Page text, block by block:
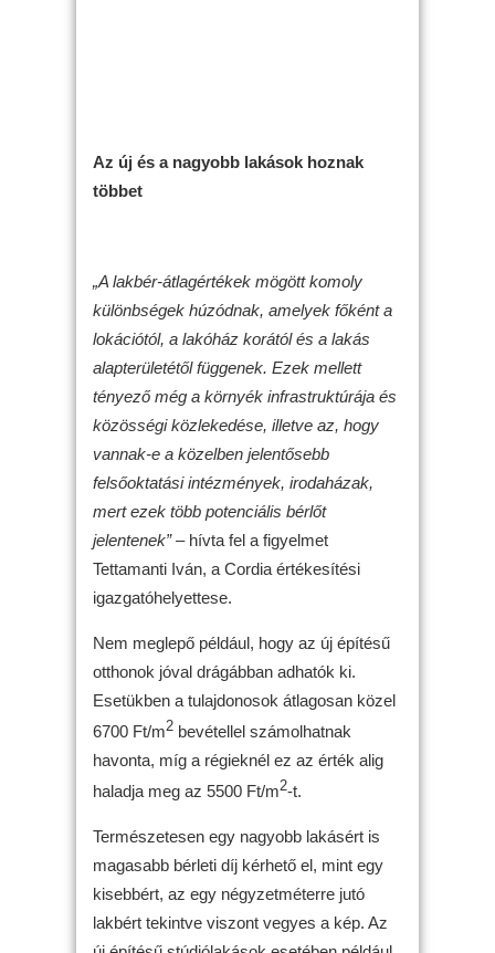
Az új és a nagyobb lakások hoznak
többet
„A lakbér-átlagértékek mögött komoly
különbségek húzódnak, amelyek főként a
lokációtól, a lakóház korától és a lakás
alapterületétől függenek. Ezek mellett
tényező még a környék infrastruktúrája és
közösségi közlekedése, illetve az, hogy
vannak-e a közelben jelentősebb
felsőoktatási intézmények, irodaházak,
mert ezek több potenciális bérlőt
jelentenek”– hívta fel a figyelmet
Tettamanti Iván, a Cordia értékesítési
igazgatóhelyettese.
Nem meglepő például, hogy az új építésű
otthonok jóval drágábban adhatók ki.
Esetükben a tulajdonosok átlagosan közel
6700 Ft/m2 bevétellel számolhatnak
havonta, míg a régieknél ez az érték alig
haladja meg az 5500 Ft/m2-t.
Természetesen egy nagyobb lakásért is
magasabb bérleti díj kérhető el, mint egy
kisebbért, az egy négyzetméterre jutó
lakbért tekintve viszont vegyes a kép. Az